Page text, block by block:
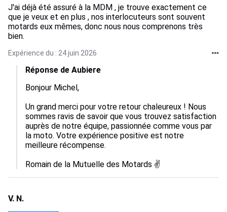
J'ai déjà été assuré à la MDM , je trouve exactement ce
que je veux et en plus , nos interlocuteurs sont souvent
motards eux mêmes, donc nous nous comprenons très
bien.
Expérience du : 24 juin 2026
Réponse de Aubiere
Bonjour Michel,
Un grand merci pour votre retour chaleureux ! Nous
sommes ravis de savoir que vous trouvez satisfaction
auprès de notre équipe, passionnée comme vous par
la moto. Votre expérience positive est notre
meilleure récompense.
Romain de la Mutuelle des Motards ✌️
V. N.